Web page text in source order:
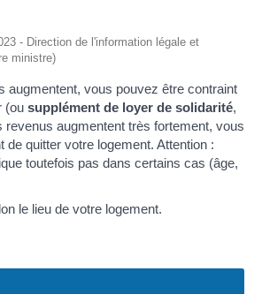
- Direction de l'information légale et
ministre)
augmentent, vous pouvez être contraint
(ou supplément de loyer de solidarité,
augmentent très fortement, vous
de quitter votre logement. Attention :
toutefois pas dans certains cas (âge,
le lieu de votre logement.